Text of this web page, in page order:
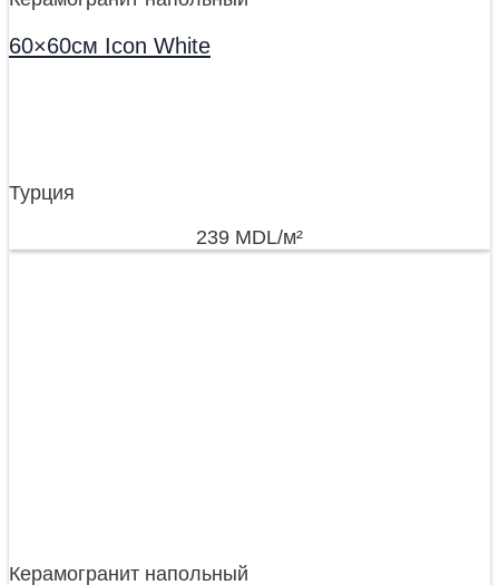
60×60см Icon White
Турция
239 MDL/м²
Керамогранит напольный